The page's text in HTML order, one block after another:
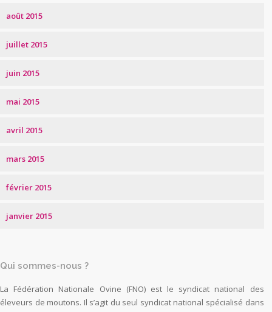
août 2015
juillet 2015
juin 2015
mai 2015
avril 2015
mars 2015
février 2015
janvier 2015
Qui sommes-nous ?
La Fédération Nationale Ovine (FNO) est le syndicat national des
éleveurs de moutons. Il s’agit du seul syndicat national spécialisé dans